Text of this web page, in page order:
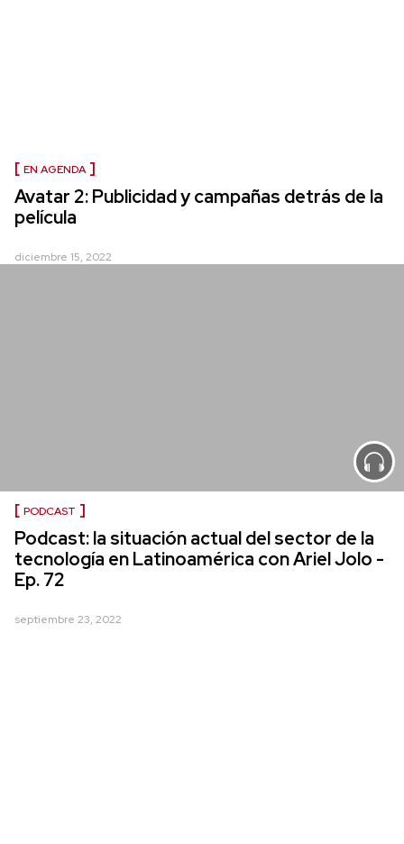
EN AGENDA
Avatar 2: Publicidad y campañas detrás de la
película
diciembre 15, 2022
PODCAST
Podcast: la situación actual del sector de la
tecnología en Latinoamérica con Ariel Jolo -
Ep. 72
septiembre 23, 2022